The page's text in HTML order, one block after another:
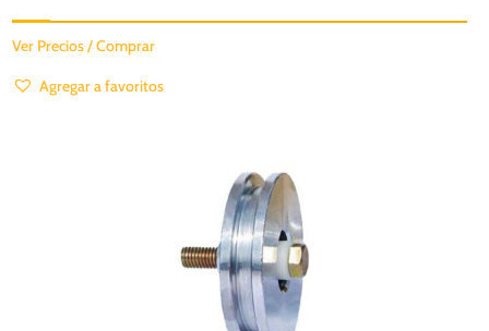
Ver Precios / Comprar
Agregar a favoritos